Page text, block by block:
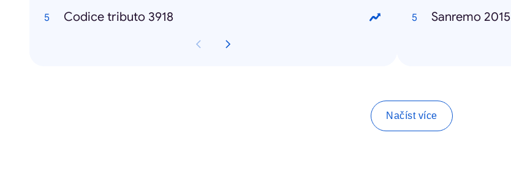
Codice tributo 3918
Sanremo 2015
Načíst více